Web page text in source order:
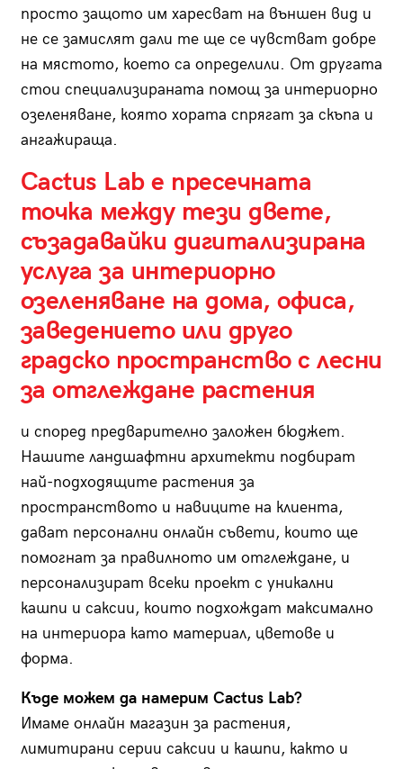
просто защото им харесват на външен вид и
не се замислят дали те ще се чувстват добре
на мястото, което са определили. От другата
стои специализираната помощ за интериорно
озеленяване, която хората спрягат за скъпа и
ангажираща.
Cactus Lab е пресечната
точка между тези двете,
съзадавайки дигитализирана
услуга за интериорно
озеленяване на дома, офиса,
заведението или друго
градско пространство с лесни
за отглеждане растения
и според предварително заложен бюджет.
Нашите ландшафтни архитекти подбират
най-подходящите растения за
пространството и навиците на клиента,
дават персонални онлайн съвети, които ще
помогнат за правилното им отглеждане, и
персонализират всеки проект с уникални
кашпи и саксии, които подхождат максимално
на интериора като материал, цветове и
форма.
Къде можем дa намерим Cactus Lab?
Имаме онлайн магазин за растения,
лимитирани серии саксии и кашпи, както и